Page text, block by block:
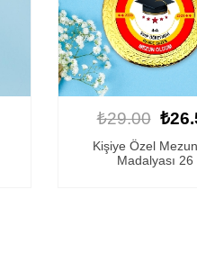
₺29.00
Kişiye Özel
Madalyası 26